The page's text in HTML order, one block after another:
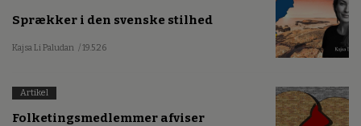
Sprækker i den svenske stilhed
Kajsa Li Paludan / 19.5.26
Artikel
Folketingsmedlemmer afviser